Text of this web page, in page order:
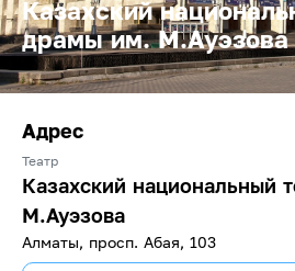
Казахский
драмы им. М.Ауэзова
Адрес
Театр
Казахский национальный
М.Ауэзова
Алматы, просп. Абая, 103